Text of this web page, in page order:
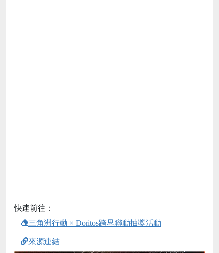
快速前往：
三角洲行動 × Doritos跨界聯動抽獎活動
來源連結